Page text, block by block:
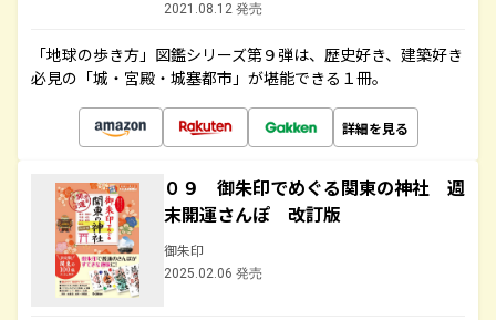
2021.08.12 発売
「地球の歩き方」図鑑シリーズ第９弾は、歴史好き、建築好き
必見の「城・宮殿・城塞都市」が堪能できる１冊。
詳細を見る
０９ 御朱印でめぐる関東の神社 週
末開運さんぽ 改訂版
御朱印
2025.02.06 発売